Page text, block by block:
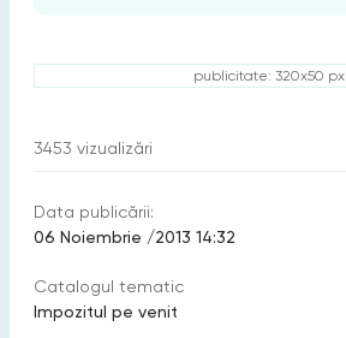
publicitate: 320x50 px
3453 vizualizări
Data publicării:
06 Noiembrie /2013 14:32
Catalogul tematic
Impozitul pe venit